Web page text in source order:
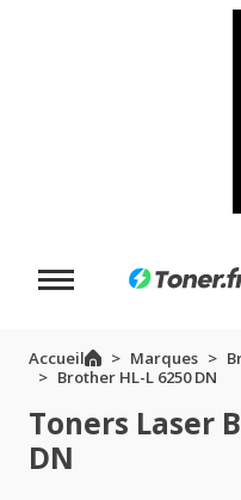
Accueil Marques
Brother HL-L 6250 DN
Toners Laser
DN